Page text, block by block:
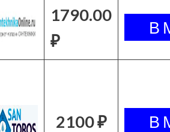
1790.00
₽
2100 ₽